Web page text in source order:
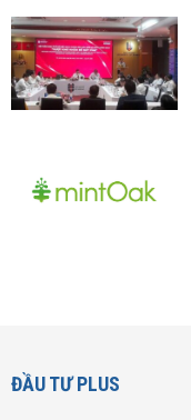
ĐẦU TƯ PLUS